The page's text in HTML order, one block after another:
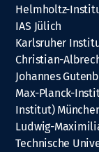
Helmholtz-
IAS Jülich
Karlsruher
Christian-
Johannes
Max-Planck-
Institut)
Ludwig-
Technische